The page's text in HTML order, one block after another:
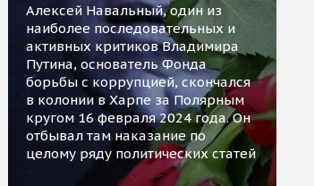
Алексей Навальный, один из
наиболее последовательных и
активных критиков Владимира
Путина, основатель Фонда
борьбы с коррупцией, скончался
в колонии в Харпе за Полярным
кругом 16 февраля 2024 года. Он
отбывал там наказание по
целому ряду политических статей